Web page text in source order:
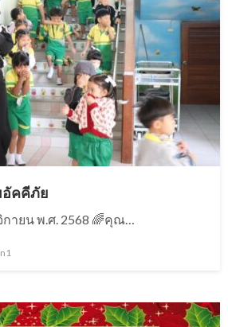
คคีภัย
กายน พ.ศ. 2568 🌈คุณ…